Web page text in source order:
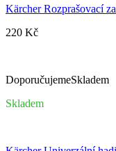
Kärcher Rozprašovací
220 Kč
DoporučujemeSkladem
Skladem